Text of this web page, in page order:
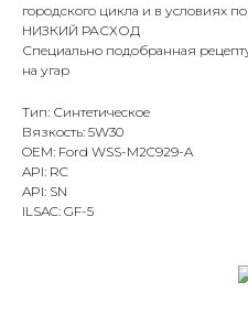
городского цикла и в условиях
НИЗКИЙ РАСХОД
Специально подобранная
на угар
Тип: Синтетическое
Вязкость: 5W30
OEM: Ford WSS-M2C929-A
API: RC
API: SN
ILSAC: GF-5